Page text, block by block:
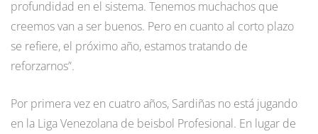
profundidad en el sistema. Tenemos muchachos que
creemos van a ser buenos. Pero en cuanto al corto plazo
se refiere, el próximo año, estamos tratando de
reforzarnos”.
Por primera vez en cuatro años, Sardiñas no está jugando
en la Liga Venezolana de beisbol Profesional. En lugar de